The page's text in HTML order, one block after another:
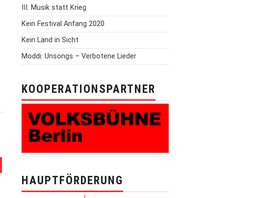
III. Musik statt Krieg
Kein Festival Anfang 2020
Kein Land in Sicht
Moddi: Unsongs – Verbotene Lieder
KOOPERATIONSPARTNER
HAUPTFÖRDERUNG